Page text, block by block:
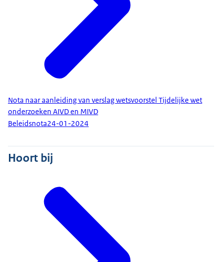
Nota naar aanleiding van verslag wetsvoorstel Tijdelijke wet
onderzoeken AIVD en MIVD
Beleidsnota24-01-2024
Hoort bij